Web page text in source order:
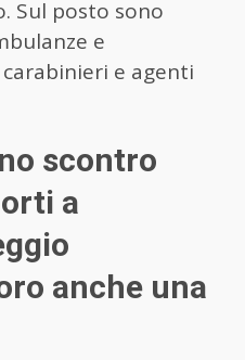
Sul posto sono
e
carabinieri e agenti
scontro
a
anche una